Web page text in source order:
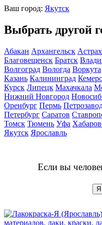
Ваш город: Якутск
Выбрать другой
Абакан Архангельск
Благовещенск Братск
Волгоград Вологда Воркута
Казань Калининград
Курск Липецк Махачкала
Нижний Новгород
Оренбург Пермь
Петербург Саратов
Томск Тюмень Уфа
Якутск Ярославль
Если вы
Я